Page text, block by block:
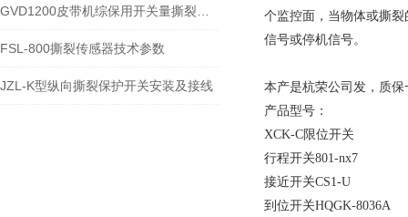
FSL-800撕裂传感器技术参数
JZL-K型纵向撕裂保护开关安装及接线
个监控面，当物体或撕
信号或停机信号。
本产是杭荣公司发，质
产品型号：
XCK-C限位开关
行程开关801-nx7
接近开关CS1-U
到位开关HQGK-8036A